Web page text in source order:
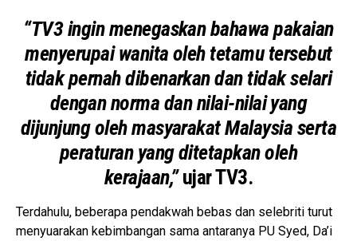
“TV3 ingin menegaskan bahawa pakaian
menyerupai wanita oleh tetamu tersebut
tidak pernah dibenarkan dan tidak selari
dengan norma dan nilai-nilai yang
dijunjung oleh masyarakat Malaysia serta
peraturan yang ditetapkan oleh
kerajaan,”ujar TV3.
Terdahulu, beberapa pendakwah bebas dan selebriti turut
menyuarakan kebimbangan sama antaranya PU Syed, Da’i